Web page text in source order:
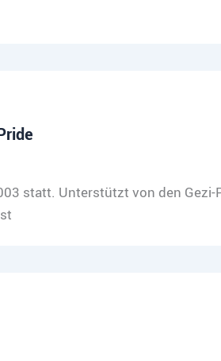
statt. Unterstützt von den